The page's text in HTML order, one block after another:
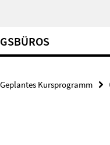
Geplantes Kursprogramm